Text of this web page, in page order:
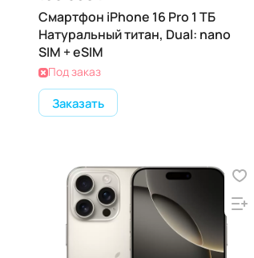
Смартфон iPhone 16 Pro 1 ТБ
Натуральный титан, Dual: nano
SIM + eSIM
Под заказ
Заказать